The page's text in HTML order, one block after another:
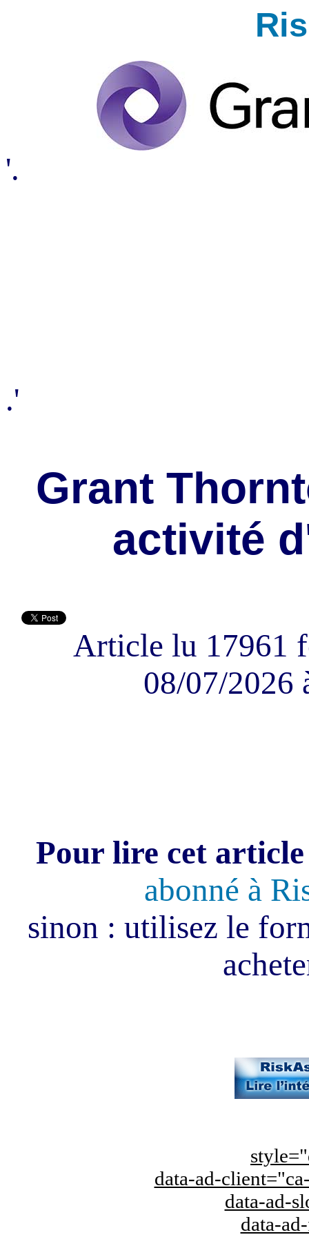
'.
.'
Grant
activité
Article lu 17961
08/07/2026
Pour lire cet
abonné à
sinon : utilisez le
data-ad-
data-ad-
data-